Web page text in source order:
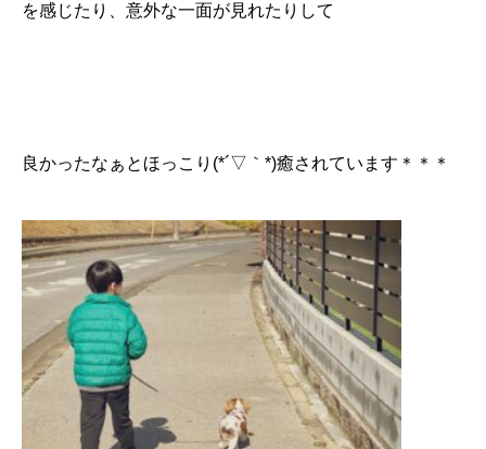
を感じたり、意外な一面が見れたりして
良かったなぁとほっこり(*´▽｀*)癒されています＊＊＊